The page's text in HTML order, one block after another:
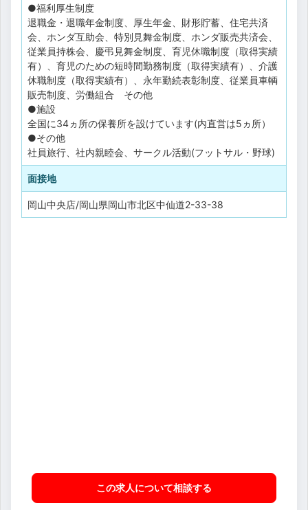
●福利厚生制度
退職金・退職年金制度、厚生年金、財形貯蓄、住宅共済
会、ホンダ互助会、特別見舞金制度、ホンダ販売共済会、
従業員持株会、慶弔見舞金制度、育児休職制度（取得実績
有）、育児のための短時間勤務制度（取得実績有）、介護
休職制度（取得実績有）、永年勤続表彰制度、従業員車輌
販売制度、労働組合 その他
●施設
全国に34ヵ所の保養所を設けています(内直営は5ヵ所）
●その他
社員旅行、社内親睦会、サークル活動(フットサル・野球)
面接地
岡山中央店/岡山県岡山市北区中仙道2-33-38
この求人について相談する